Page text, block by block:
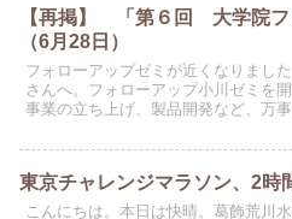
【再掲】 「第６回 大学院フ
（6月28日）
フォローアップゼミが近くなりまし
さんへ。フォローアップ小川ゼミを
事業の立ち上げ、製品開発など、万
東京チャレンジマラソン、2時
こんにちは。本日は快晴。葛飾荒川